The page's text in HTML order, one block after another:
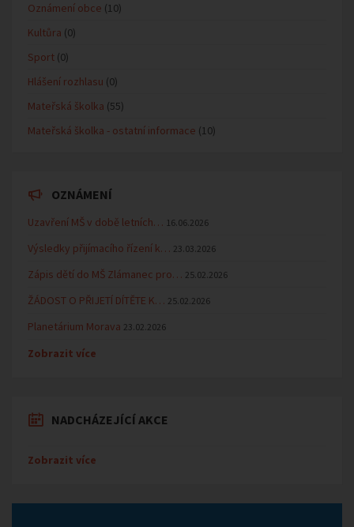
Oznámení obce (10)
Kultůra (0)
Sport (0)
Hlášení rozhlasu (0)
Mateřská školka (55)
Mateřská školka - ostatní informace (10)
OZNÁMENÍ
Uzavření MŠ v době letních… 16.06.2026
Výsledky přijímacího řízení k… 23.03.2026
Zápis dětí do MŠ Zlámanec pro… 25.02.2026
ŽÁDOST O PŘIJETÍ DÍTĚTE K… 25.02.2026
Planetárium Morava 23.02.2026
Zobrazit více
NADCHÁZEJÍCÍ AKCE
Zobrazit více